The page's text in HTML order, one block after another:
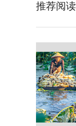
推荐阅读